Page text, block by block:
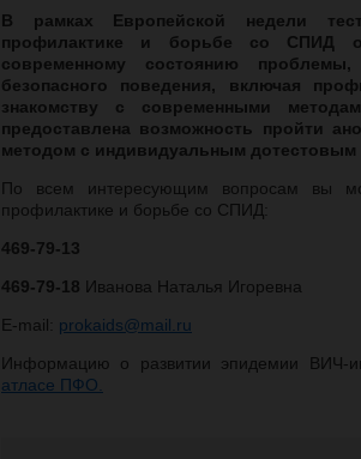
В рамках Европейской недели
профилактике и борьбе со СПИД
современному состоянию
безопасного поведения, включая
знакомству с современными
предоставлена возможность пройти
методом с индивидуальным дотестовым
По всем интересующим вопросам вы
профилактике и борьбе со СПИД:
469-79-13
469-79-18 Иванова Наталья Игоревна
E-mail: prokaids@mail.ru
Информацию о развитии эпидемии ВИЧ-
атласе ПФО.